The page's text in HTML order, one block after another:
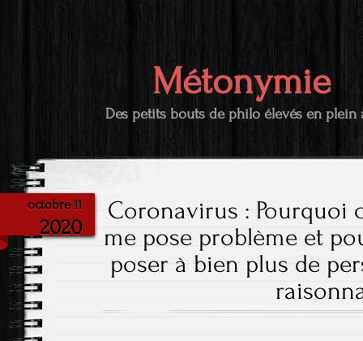
Métonymie
Des petits bouts de philo élevés en plein
octobre 11
2020
Coronavirus : Pourquoi
me pose problème et
poser à bien plus de